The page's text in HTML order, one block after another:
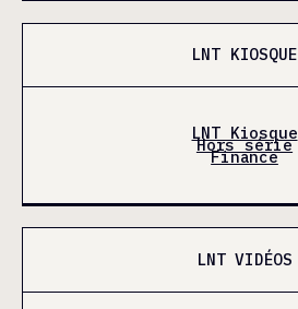
LNT KIOSQUE
LNT Kiosque
Hors série
Finance
LNT VIDÉOS